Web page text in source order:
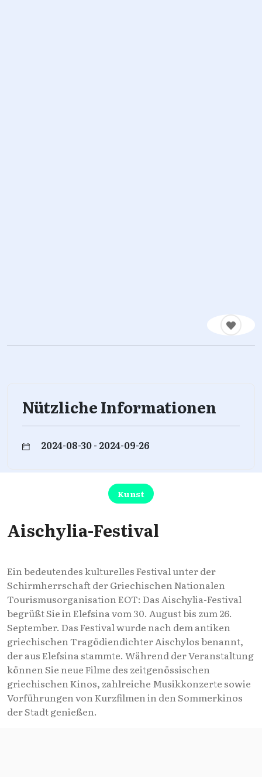
Nützliche Informationen
2024-08-30 - 2024-09-26
Kunst
Aischylia-Festival
Ein bedeutendes kulturelles Festival unter der
Schirmherrschaft der Griechischen Nationalen
Tourismusorganisation EOT: Das Aischylia-Festival
begrüßt Sie in Elefsina vom 30. August bis zum 26.
September. Das Festival wurde nach dem antiken
griechischen Tragödiendichter Aischylos benannt,
der aus Elefsina stammte. Während der Veranstaltung
können Sie neue Filme des zeitgenössischen
griechischen Kinos, zahlreiche Musikkonzerte sowie
Vorführungen von Kurzfilmen in den Sommerkinos
der Stadt genießen.